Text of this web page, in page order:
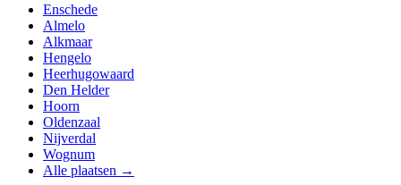
Enschede
Almelo
Alkmaar
Hengelo
Heerhugowaard
Den Helder
Hoorn
Oldenzaal
Nijverdal
Wognum
Alle plaatsen →